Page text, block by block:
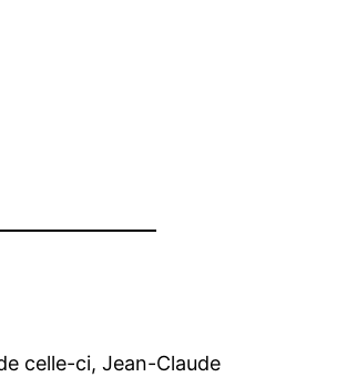
celle-ci, Jean-Claude